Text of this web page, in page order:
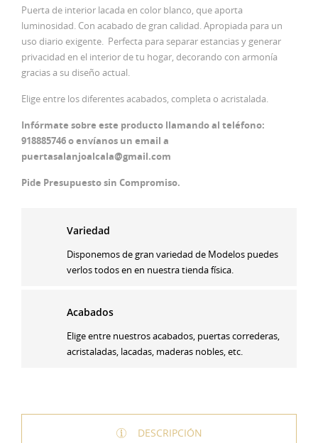
Puerta de interior lacada en color blanco, que aporta
luminosidad. Con acabado de gran calidad. Apropiada para un
uso diario exigente. Perfecta para separar estancias y generar
privacidad en el interior de tu hogar, decorando con armonía
gracias a su diseño actual.
Elige entre los diferentes acabados, completa o acristalada.
Infórmate sobre este producto llamando al teléfono:
918885746 o envíanos un email a
puertasalanjoalcala@gmail.com
Pide Presupuesto sin Compromiso.
Variedad
Disponemos de gran variedad de Modelos puedes
verlos todos en en nuestra tienda física.
Acabados
Elige entre nuestros acabados, puertas correderas,
acristaladas, lacadas, maderas nobles, etc.
DESCRIPCIÓN